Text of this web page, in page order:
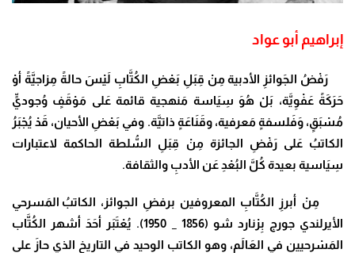
إبراهيم أبو عواد
رَفْضُ الجَوائزِ الأدبية مِنْ قِبَلِ بَعْضِ الكُتَّابِ لَيْسَ حالةً مِزاجيَّةً أوْ
حَرَكَةً عَفْوِيَّة، بَلْ هُوَ سِيَاسة مَنهجية قائمة عَلى مَوْقَفٍ وُجوديٍّ
مُسْبَقٍ، وَفَلسفةٍ مَعرفية، وقَنَاعَةٍ ذاتيَّة. وفي بَعْضِ الأحيان، قَدْ يُجْبَرُ
الكاتبُ عَلى رَفْضِ الجائزة مِنْ قِبَلِ السُّلطة الحاكمة لاعتبارات
سِيَاسية بعيدة كُلَّ البُعْدِ عَن الأدبِ والثقافة.
مِنْ أبرزِ الكُتَّابِ المعروفين برفضِ الجوائز، الكاتبُ المَسرحي
الأيرلندي جورج بِرْنارد شو (1856 _ 1950). يُعْتَبَر أحَدَ أشهر الكُتَّاب
المَسْرحيين في العَالَم، وهو الكاتب الوحيد في التاريخ الذي حازَ على